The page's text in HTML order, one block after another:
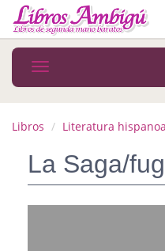
MENÚ PRINCIPAL
Novedades
MATERIAS
Toggle
navigation
Libros Literatura
La Saga/